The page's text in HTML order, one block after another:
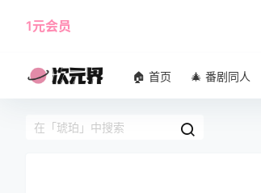
1元会员
🏠 首页 🎄 番剧同人